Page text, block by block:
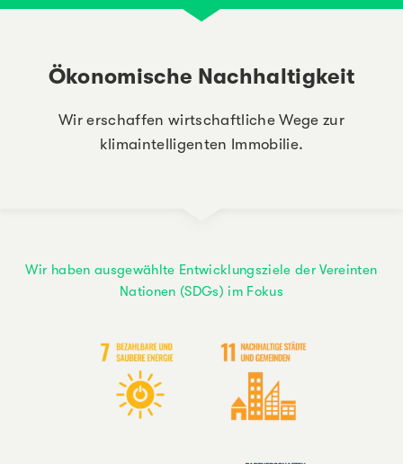
Ökonomische Nachhaltigkeit
Wir erschaffen wirtschaftliche Wege zur
klimaintelligenten Immobilie.
Wir haben ausgewählte Entwicklungsziele der Vereinten
Nationen (SDGs) im Fokus